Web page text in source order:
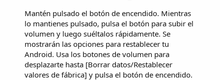
Mantén pulsado el botón de encendido. Mientras
lo mantienes pulsado, pulsa el botón para subir el
volumen y luego suéltalos rápidamente. Se
mostrarán las opciones para restablecer tu
Android. Usa los botones de volumen para
desplazarte hasta [Borrar datos/Restablecer
valores de fábrica] y pulsa el botón de encendido.